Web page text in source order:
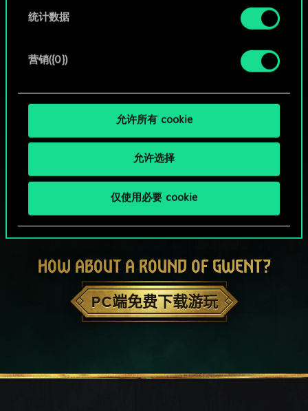
统计数据
营销({0})
允许所有 cookie
允许选择
仅使用必要 cookie
HOW ABOUT A ROUND OF GWENT?
PC端免费下载游玩